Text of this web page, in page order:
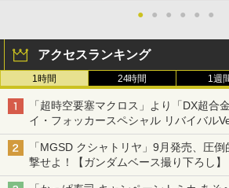
● ● ● ● ● ●
アクセスランキング
1時間 24時間 1週
「超時空要塞マクロス」より「DX超合
イ・フォッカースペシャル リバイバル
「MGSD クシャトリヤ」9月発売、圧
撃せよ！【ガンダムベース撮り下ろし】